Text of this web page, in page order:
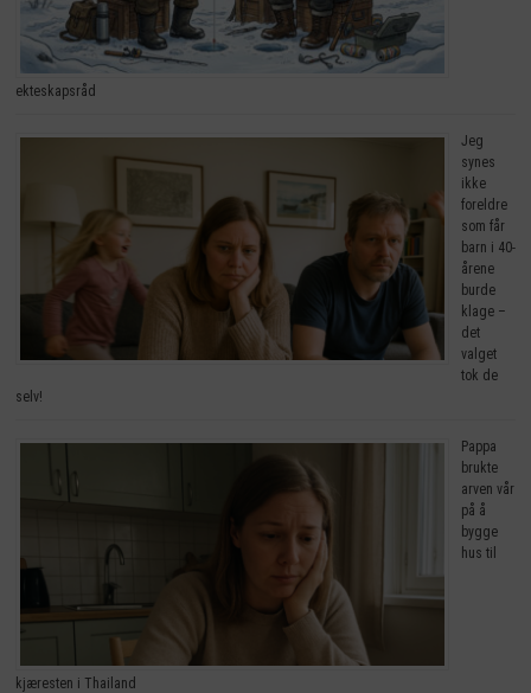
ekteskapsråd
Jeg
synes
ikke
foreldre
som får
barn i 40-
årene
burde
klage –
det
valget
tok de
selv!
Pappa
brukte
arven vår
på å
bygge
hus til
kjæresten i Thailand